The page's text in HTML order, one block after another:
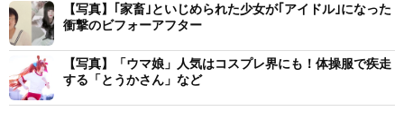
【写真】｢家畜｣といじめられた少女が｢アイドル｣になった
衝撃のビフォーアフター
【写真】「ウマ娘」人気はコスプレ界にも！体操服で疾走
する「とうかさん」など